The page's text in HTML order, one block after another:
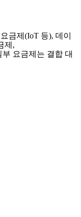
금제(IoT 등), 데이
제,
요금제는 결합 대